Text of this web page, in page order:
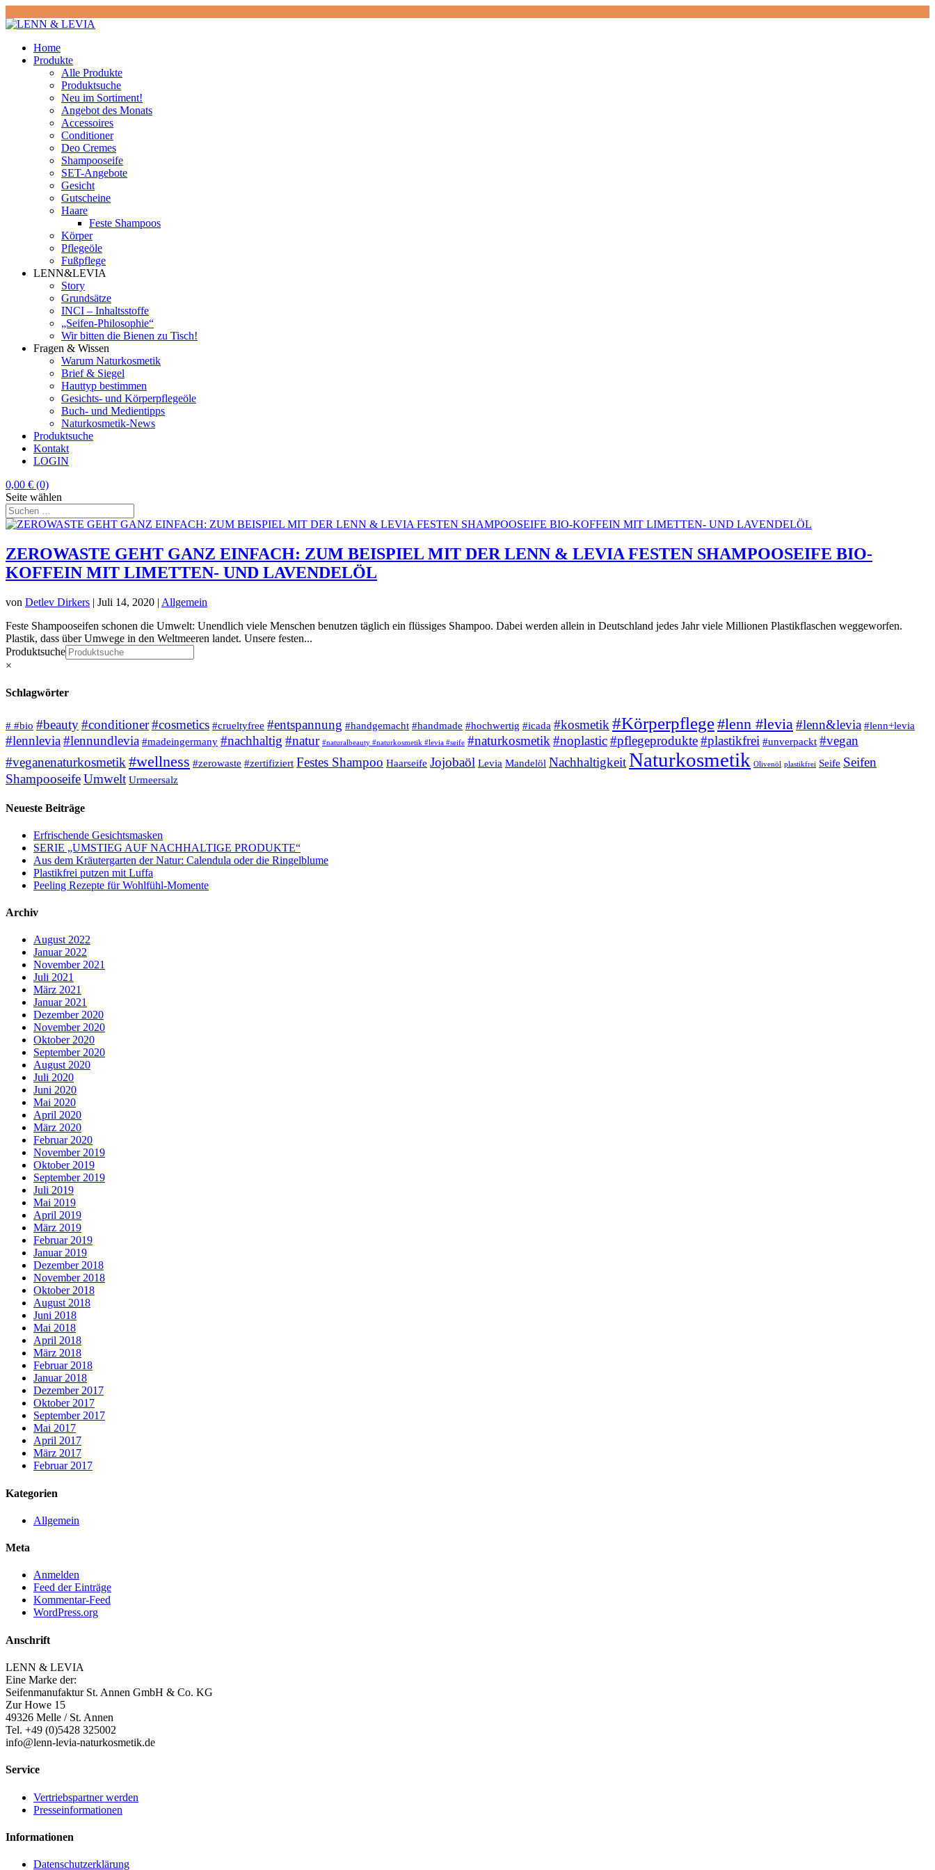
Home
Produkte
Alle Produkte
Produktsuche
Neu im Sortiment!
Angebot des Monats
Accessoires
Conditioner
Deo Cremes
Shampooseife
SET-Angebote
Gesicht
Gutscheine
Haare
Feste Shampoos
Körper
Pflegeöle
Fußpflege
LENN&LEVIA
Story
Grundsätze
INCI – Inhaltsstoffe
„Seifen-Philosophie“
Wir bitten die Bienen zu Tisch!
Fragen & Wissen
Warum Naturkosmetik
Brief & Siegel
Hauttyp bestimmen
Gesichts- und Körperpflegeöle
Buch- und Medientipps
Naturkosmetik-News
Produktsuche
Kontakt
LOGIN
0,00 € (0)
Seite wählen
ZEROWASTE GEHT GANZ EINFACH: ZUM BEISPIEL MIT DER LENN & LEVIA FESTEN SHAMPOOSEIFE BIO-
KOFFEIN MIT LIMETTEN- UND LAVENDELÖL
von Detlev Dirkers | Juli 14, 2020 | Allgemein
Feste Shampooseifen schonen die Umwelt: Unendlich viele Menschen benutzen täglich ein flüssiges Shampoo. Dabei werden allein in Deutschland jedes Jahr viele Millionen Plastikflaschen weggeworfen.
Plastik, dass über Umwege in den Weltmeeren landet. Unsere festen...
Produktsuche
×
Schlagwörter
# #bio #beauty#conditioner#cosmetics #crueltyfree #entspannung #handgemacht #handmade #hochwertig #icada #kosmetik#Körperpflege#lenn #levia#lenn&levia #lenn+levia
#lennlevia#lennundlevia #madeingermany #nachhaltig #natur #naturalbeauty #naturkosmetik #levia #seife #naturkosmetik#noplastic#pflegeprodukte#plastikfrei #unverpackt #vegan
#veganenaturkosmetik#wellness #zerowaste #zertifiziert Festes Shampoo Haarseife Jojobaöl Levia Mandelöl NachhaltigkeitNaturkosmetik Olivenöl plastikfrei Seife Seifen
ShampooseifeUmwelt Urmeersalz
Neueste Beiträge
Erfrischende Gesichtsmasken
SERIE „UMSTIEG AUF NACHHALTIGE PRODUKTE“
Aus dem Kräutergarten der Natur: Calendula oder die Ringelblume
Plastikfrei putzen mit Luffa
Peeling Rezepte für Wohlfühl-Momente
Archiv
August 2022
Januar 2022
November 2021
Juli 2021
März 2021
Januar 2021
Dezember 2020
November 2020
Oktober 2020
September 2020
August 2020
Juli 2020
Juni 2020
Mai 2020
April 2020
März 2020
Februar 2020
November 2019
Oktober 2019
September 2019
Juli 2019
Mai 2019
April 2019
März 2019
Februar 2019
Januar 2019
Dezember 2018
November 2018
Oktober 2018
August 2018
Juni 2018
Mai 2018
April 2018
März 2018
Februar 2018
Januar 2018
Dezember 2017
Oktober 2017
September 2017
Mai 2017
April 2017
März 2017
Februar 2017
Kategorien
Allgemein
Meta
Anmelden
Feed der Einträge
Kommentar-Feed
WordPress.org
Anschrift
LENN & LEVIA
Eine Marke der:
Seifenmanufaktur St. Annen GmbH & Co. KG
Zur Howe 15
49326 Melle / St. Annen
Tel. +49 (0)5428 325002
info@lenn-levia-naturkosmetik.de
Service
Vertriebspartner werden
Presseinformationen
Informationen
Datenschutzerklärung